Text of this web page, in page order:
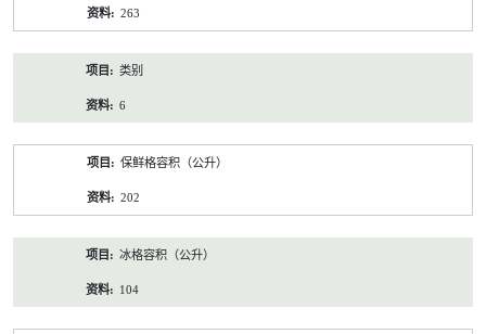
263
类别
6
保鲜格容积（公升）
202
冰格容积（公升）
104